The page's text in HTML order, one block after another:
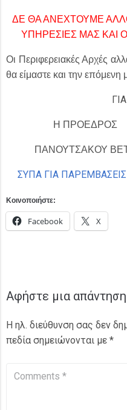
ΔΕ ΘΑ ΑΝΕΧΤΟΥΜΕ
ΥΠΗΡΕΣΙΕΣ ΜΑΣ ΚΑΙ
Οι Περιφερειακές Αρχές
θα είμαστε και την
Η ΠΡΟΕΔΡΟΣ
ΠΑΝΟΥΤΣΑΚΟΥ
ΣΥΠΑ ΓΙΑ
Κοινοποιήστε:
Facebook X
Αφήστε μια απάντηση
Η ηλ. διεύθυνση σας δεν
πεδία σημειώνονται με *